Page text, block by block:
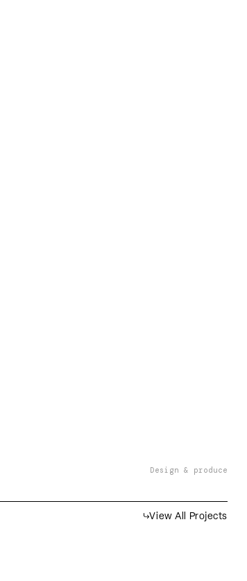
Design & produce
View All Projects